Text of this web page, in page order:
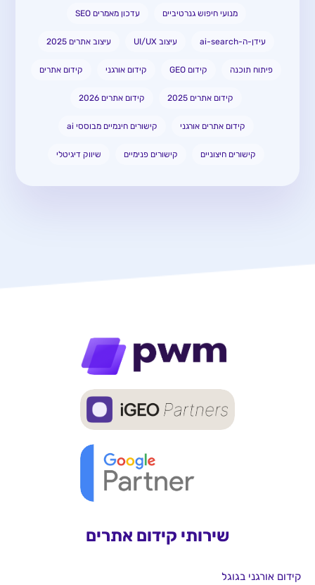
מנועי חיפוש גנרטיביים עדכון מאמרים SEO
עידן-ה-ai-search עיצוב UI/UX עיצוב אתרים 2025
פיתוח תוכנה קידום GEO קידום אורגני קידום אתרים
קידום אתרים 2025 קידום אתרים 2026
קידום אתרים אורגני קישורים חינמיים מבוססי ai
קישורים חיצוניים קישורים פנימיים שיווק דיגיטלי
שירותי קידום אתרים
קידום אורגני בגוגל